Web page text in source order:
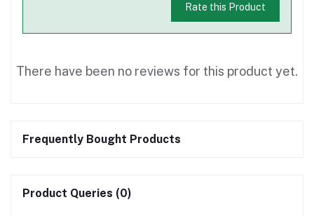
Rate this Product
There have been no reviews for this product yet.
Frequently Bought Products
Product Queries (0)